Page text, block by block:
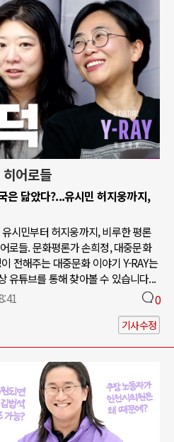
어로들
은 닮았다?...유시민 허지웅까지,
시민부터 허지웅까지, 비루한 평론
로들. 문화평론가 손희정, 대중문화
전해주는 대중문화 이야기 Y-RAY는
유튜브를 통해 찾아볼 수 있습니다...
0
기사수정